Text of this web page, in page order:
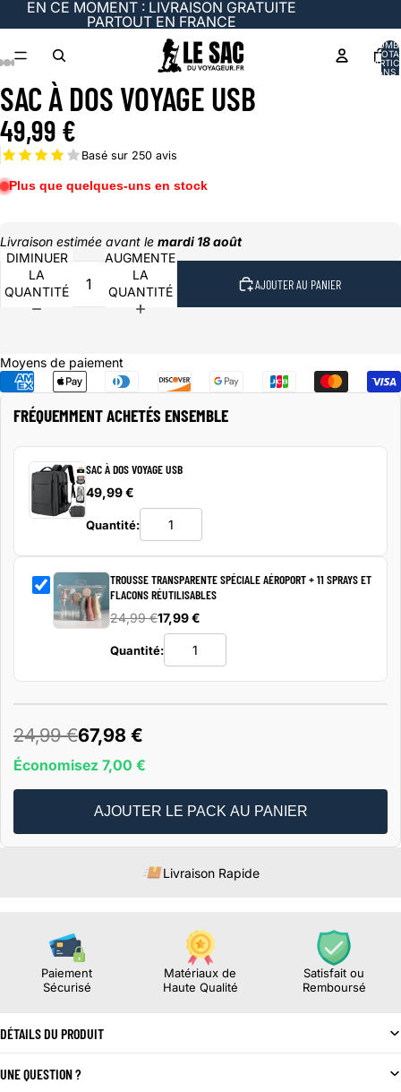
EN CE MOMENT : LIVRAISON GRATUITE
PARTOUT EN FRANCE
DANS
SAC À DOS VOYAGE USB
49,99 €
Basé sur 250 avis
Plus que quelques-uns en stock
Livraison estimée avant le mardi 18 août
DIMINUER
LA
QUANTITÉ
AUGMENTER
LA
QUANTITÉ
AJOUTER AU PANIER
Moyens de paiement
FRÉQUEMMENT ACHETÉS ENSEMBLE
SAC À DOS VOYAGE USB
49,99 €
Quantité:
TROUSSE TRANSPARENTE SPÉCIALE AÉROPORT + 11 SPRAYS ET
FLACONS RÉUTILISABLES
24,99 €17,99 €
Quantité:
24,99 €67,98 €
Économisez 7,00 €
AJOUTER LE PACK AU PANIER
Livraison Rapide
Paiement
Sécurisé
Matériaux de
Haute Qualité
Satisfait ou
Remboursé
DÉTAILS DU PRODUIT
UNE QUESTION ?